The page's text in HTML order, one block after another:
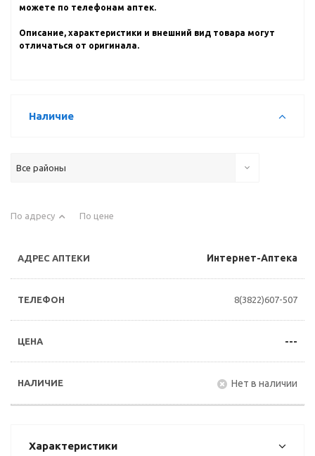
можете по телефонам аптек.
Описание, характеристики и внешний вид товара могут
отличаться от оригинала.
Наличие
Все районы
По адресу По цене
Интернет-Аптека
8(3822)607-507
---
Нет в наличии
Характеристики